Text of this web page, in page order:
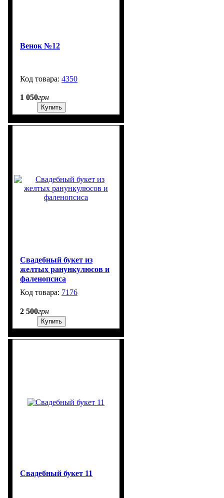
Венок №12
4350
1 050грн
Купить
Свадебный букет из
желтых ранункулюсов и
фаленопсиса
7176
2 500грн
Купить
Свадебный букет 11